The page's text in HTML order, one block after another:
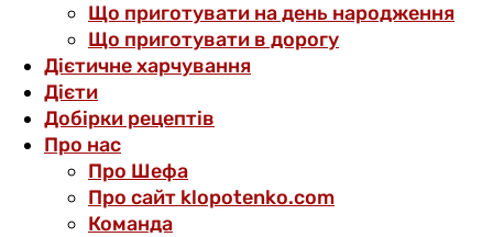
Що приготувати на день народження
Що приготувати в дорогу
Дієтичне харчування
Дієти
Добірки рецептів
Про нас
Про Шефа
Про сайт klopotenko.com
Команда